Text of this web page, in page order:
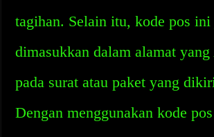
tagihan. Selain itu, kode pos ini
dimasukkan dalam alamat
pada surat atau paket yang
Dengan menggunakan kode